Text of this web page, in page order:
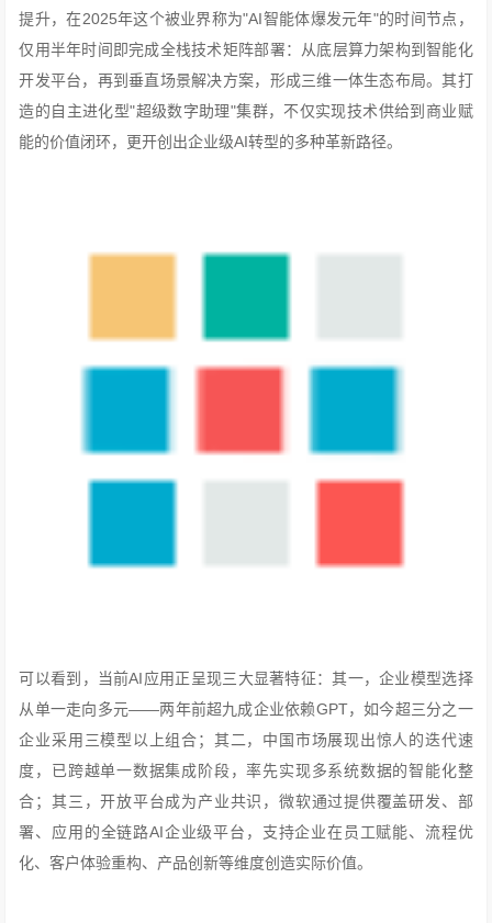
提升，在2025年这个被业界称为"AI智能体爆发元年"的时间节点，
仅用半年时间即完成全栈技术矩阵部署：从底层算力架构到智能化
开发平台，再到垂直场景解决方案，形成三维一体生态布局。其打
造的自主进化型"超级数字助理"集群，不仅实现技术供给到商业赋
能的价值闭环，更开创出企业级AI转型的多种革新路径。
可以看到，当前AI应用正呈现三大显著特征：其一，企业模型选择
从单一走向多元——两年前超九成企业依赖GPT，如今超三分之一
企业采用三模型以上组合；其二，中国市场展现出惊人的迭代速
度，已跨越单一数据集成阶段，率先实现多系统数据的智能化整
合；其三，开放平台成为产业共识，微软通过提供覆盖研发、部
署、应用的全链路AI企业级平台，支持企业在员工赋能、流程优
化、客户体验重构、产品创新等维度创造实际价值。